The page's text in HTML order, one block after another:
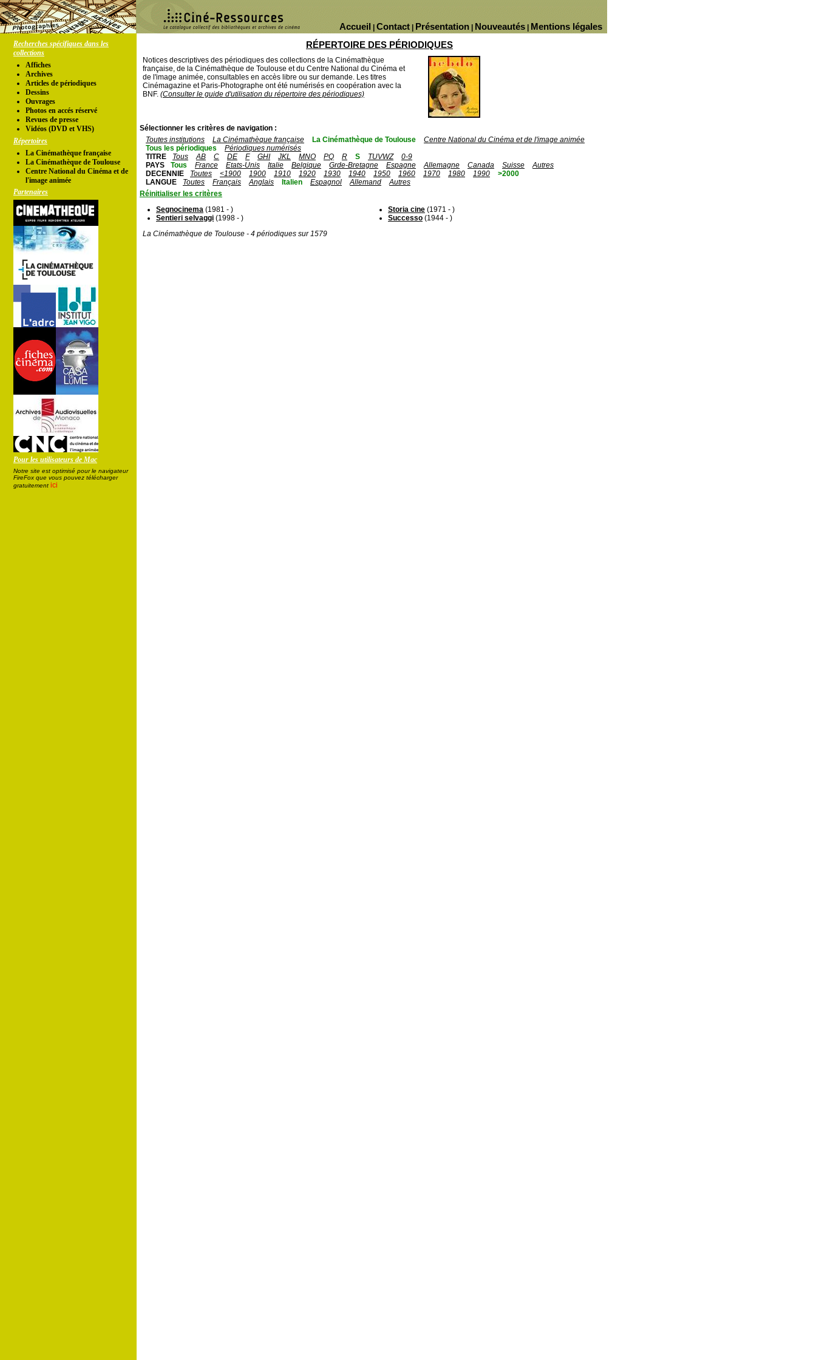
Mentions légales
Nouveautés
Présentation
Contact
Accueil
Recherches spécifiques dans les
collections
Affiches
Archives
Articles de périodiques
Dessins
Ouvrages
Photos en accés réservé
Revues de presse
Vidéos (DVD et VHS)
Répertoires
La Cinémathèque française
La Cinémathèque de Toulouse
Centre National du Cinéma et de
l'image animée
Partenaires
Pour les utilisateurs de Mac
Notre site est optimisé pour le navigateur
FireFox que vous pouvez télécharger
gratuitement ici
RÉPERTOIRE DES PÉRIODIQUES
Notices descriptives des périodiques des collections de la Cinémathèque
française, de la Cinémathèque de Toulouse et du Centre National du Cinéma et
de l'image animée, consultables en accès libre ou sur demande. Les titres
Cinémagazine et Paris-Photographe ont été numérisés en coopération avec la
BNF. (Consulter le guide d'utilisation du répertoire des périodiques)
Sélectionner les critères de navigation :
Toutes institutions
La Cinémathèque française La Cinémathèque de Toulouse
Centre National du Cinéma et de l'image animée
Tous les périodiques
Périodiques numérisés
TITRE
Tous AB C DE F GHI JKL MNO PQ R S TUVWZ
0-9
PAYS
Tous France Etats-Unis Italie Belgique Grde-Bretagne Espagne Allemagne Canada Suisse
Autres
DECENNIE
Toutes <1900 1900 1910 1920 1930 1940 1950 1960 1970 1980 1990
>2000
LANGUE
Toutes Français Anglais Italien Espagnol Allemand
Autres
Réinitialiser les critères
Segnocinema (1981 - )
Sentieri selvaggi (1998 - )
Storia cine (1971 - )
Successo (1944 - )
La Cinémathèque de Toulouse - 4 périodiques sur 1579